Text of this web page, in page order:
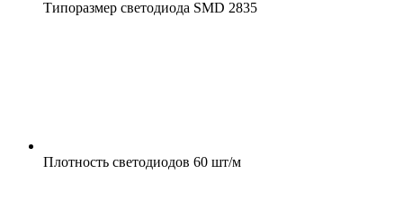
Типоразмер светодиода SMD 2835
Плотность светодиодов 60 шт/м